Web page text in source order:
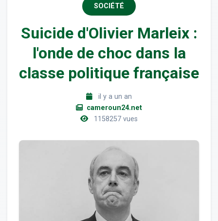
SOCIÉTÉ
Suicide d'Olivier Marleix :
l'onde de choc dans la
classe politique française
il y a un an
cameroun24.net
1158257 vues